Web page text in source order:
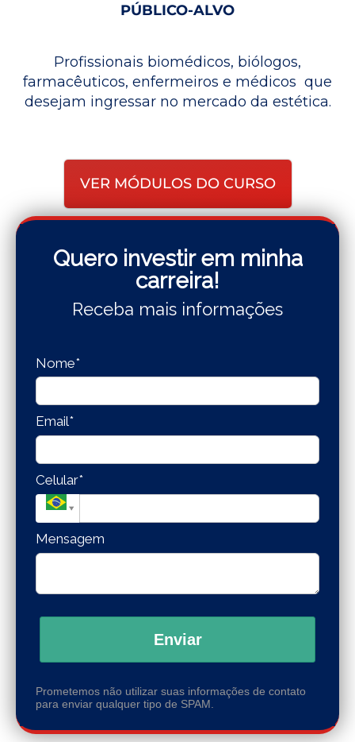
PÚBLICO-ALVO
Profissionais biomédicos, biólogos,
farmacêuticos, enfermeiros e médicos que
desejam ingressar no mercado da estética.
VER MÓDULOS DO CURSO
Quero investir em minha
carreira!
Receba mais informações
Nome*
Email*
Celular*
Mensagem
Enviar
Prometemos não utilizar suas informações de contato
para enviar qualquer tipo de SPAM.